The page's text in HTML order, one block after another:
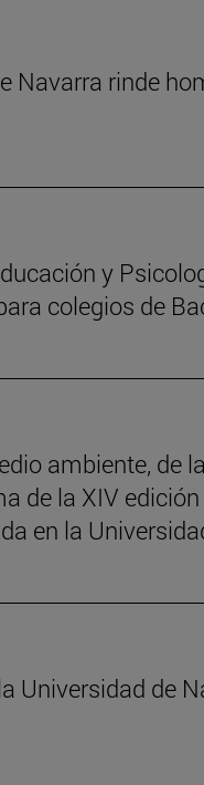
Navarra rinde
y
colegios de
ambiente, de
de la XIV
en la
Universidad de